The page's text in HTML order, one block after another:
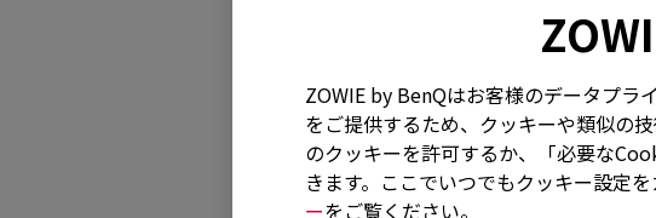
ZOWIE by BenQはお客様のデータプラ
をご提供するため、クッキーや類似の
のクッキーを許可するか、「必要な
きます。ここでいつでもクッキー設定
ーをご覧ください。